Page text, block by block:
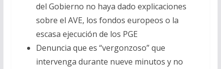
del Gobierno no haya dado explicaciones
sobre el AVE, los fondos europeos o la
escasa ejecución de los PGE
Denuncia que es “vergonzoso” que
intervenga durante nueve minutos y no